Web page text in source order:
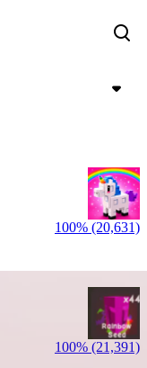
100% (20,631)
100% (21,391)